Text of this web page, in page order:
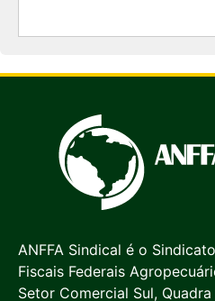
ANFFA Sindical é o
Fiscais Federais
Setor Comercial Sul,